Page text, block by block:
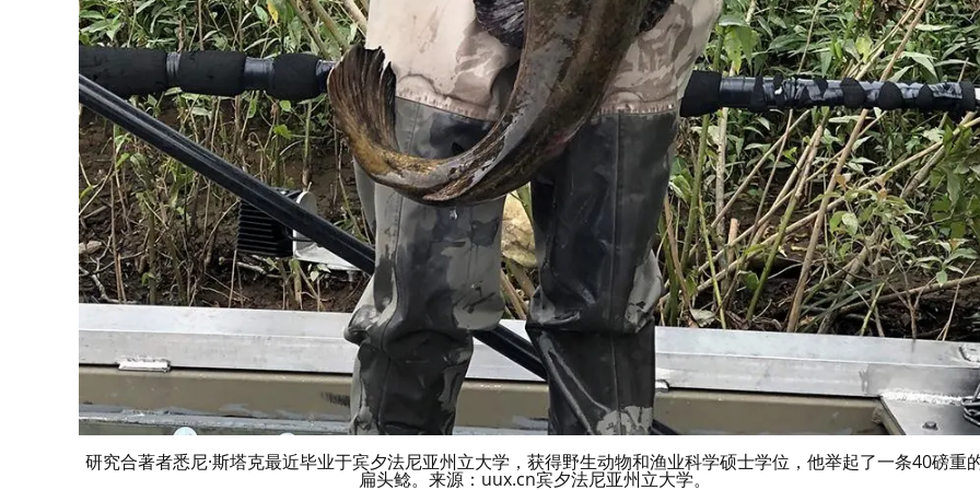
研究合著者悉尼·斯塔克最近毕业于宾夕法尼亚州立大学，获得野生动物和渔业科学硕士学位，他举起了一条40磅重
扁头鲶。来源：uux.cn宾夕法尼亚州立大学。